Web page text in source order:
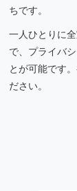
ちです。
一人ひとりに
で、プライバ
とが可能です
ださい。